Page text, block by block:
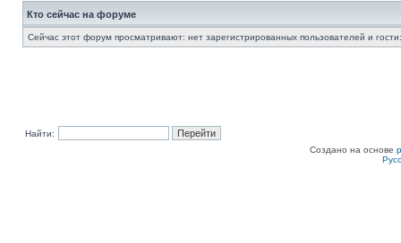
Кто сейчас на форуме
Сейчас этот форум просматривают: нет зарегистрированных пользователей и
Найти:
Создано на основе